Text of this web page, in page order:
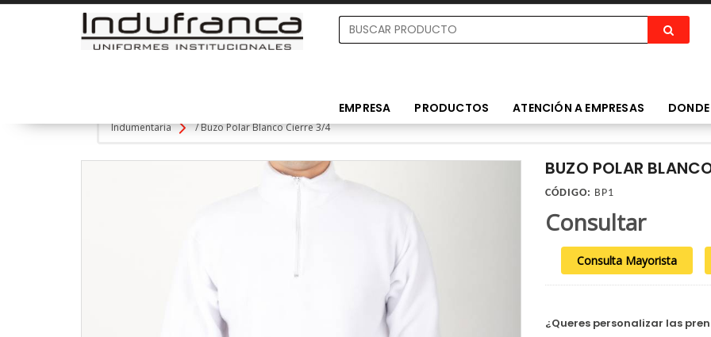
EMPRESA PRODUCTOS ATENCIÓN A EMPRESAS
Indumentaria /Buzo Polar Blanco Cierre 3/4
BUZO POLAR
CÓDIGO: BP1
Consultar
Consulta Mayorista
¿Queres personalizar las